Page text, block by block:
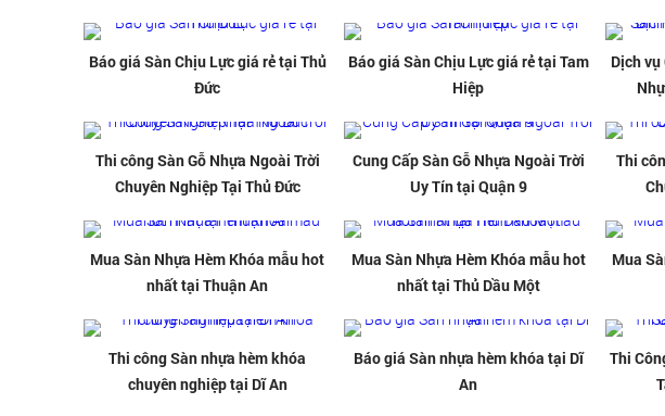
Báo giá Sàn Chịu Lực giá rẻ tại Thủ
Đức
Báo giá Sàn Chịu Lực giá rẻ tại Tam
Hiệp
Dịch
Thi công Sàn Gỗ Nhựa Ngoài Trời
Chuyên Nghiệp Tại Thủ Đức
Cung Cấp Sàn Gỗ Nhựa Ngoài Trời
Uy Tín tại Quận 9
Thi
Mua Sàn Nhựa Hèm Khóa mẫu hot
nhất tại Thuận An
Mua Sàn Nhựa Hèm Khóa mẫu hot
nhất tại Thủ Dầu Một
Mua
Thi công Sàn nhựa hèm khóa
chuyên nghiệp tại Dĩ An
Báo giá Sàn nhựa hèm khóa tại Dĩ
An
Thi